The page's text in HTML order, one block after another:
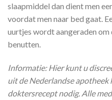
slaapmiddel dan dient men
voordat men naar bed gaat.
uurtjes wordt aangeraden
benutten.
Informatie: Hier kunt u
uit de Nederlandse apotheek
doktersrecept nodig. Alle